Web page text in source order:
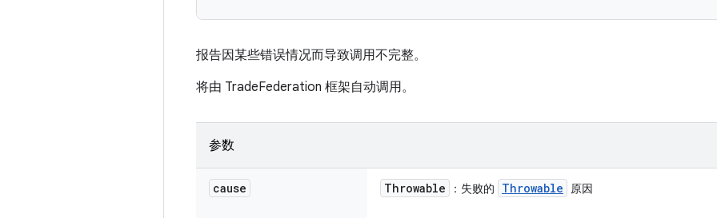
报告因某些错误情况而导致调用不完整。
将由 TradeFederation 框架自动调用。
参数
cause Throwable ：失败的 Throwable 原因